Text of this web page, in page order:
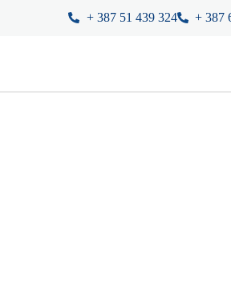
+ 387 51 439 324 + 387